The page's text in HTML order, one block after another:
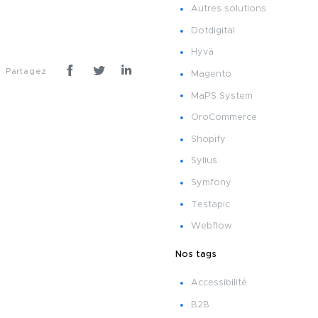
Partagez
Autres solutions
Dotdigital
Hyvä
Magento
MaPS System
OroCommerce
Shopify
Sylius
Symfony
Testapic
Webflow
Nos tags
Accessibilité
B2B